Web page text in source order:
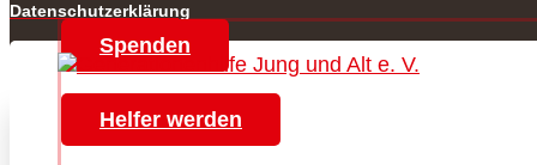
Datenschutzerklärung
Spenden
Helfer werden